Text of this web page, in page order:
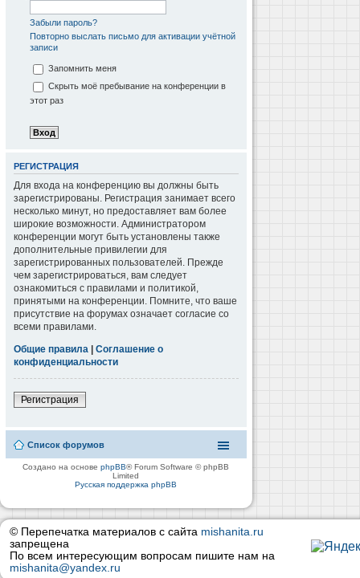
Забыли пароль?
Повторно выслать письмо для активации учётной
записи
Запомнить меня
Скрыть моё пребывание на конференции в
этот раз
РЕГИСТРАЦИЯ
Для входа на конференцию вы должны быть
зарегистрированы. Регистрация занимает всего
несколько минут, но предоставляет вам более
широкие возможности. Администратором
конференции могут быть установлены также
дополнительные привилегии для
зарегистрированных пользователей. Прежде
чем зарегистрироваться, вам следует
ознакомиться с правилами и политикой,
принятыми на конференции. Помните, что ваше
присутствие на форумах означает согласие со
всеми правилами.
Общие правила | Соглашение о
конфиденциальности
Регистрация
Список форумов
Создано на основеphpBB® Forum Software © phpBB
Limited
Русская поддержка phpBB
© Перепечатка материалов с сайта mishanita.ru
запрещена
По всем интересующим вопросам пишите нам на
mishanita@yandex.ru